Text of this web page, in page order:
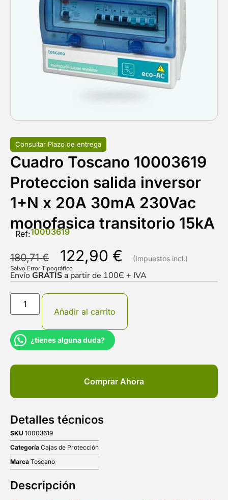
Consultar Plazo de entrega
Cuadro Toscano 10003619
Proteccion salida inversor
1+N x 20A 30mA 230Vac
monofasica transitorio 15kA
Ref:10003619
180,71€ 122,90 €
Salvo Error Tipográfico
EnvíoGRATIS a partir de 100Є + IVA
Añadir al carrito
¿tienes alguna duda?
Comprar Ahora
Detalles técnicos
SKU 10003619
Categoría Cajas de Protección
Marca Toscano
Descripción